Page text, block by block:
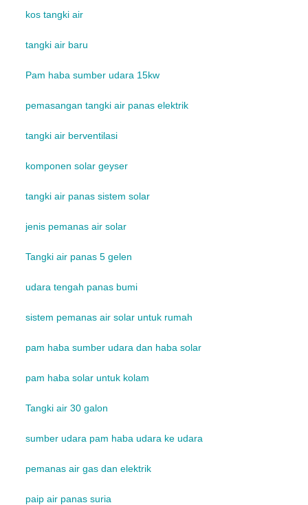
kos tangki air
tangki air baru
Pam haba sumber udara 15kw
pemasangan tangki air panas elektrik
tangki air berventilasi
komponen solar geyser
tangki air panas sistem solar
jenis pemanas air solar
Tangki air panas 5 gelen
udara tengah panas bumi
sistem pemanas air solar untuk rumah
pam haba sumber udara dan haba solar
pam haba solar untuk kolam
Tangki air 30 galon
sumber udara pam haba udara ke udara
pemanas air gas dan elektrik
paip air panas suria